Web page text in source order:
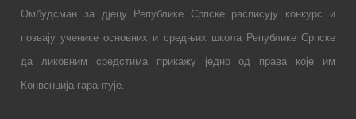
Омбудсман за дјецу Републике Српске расписују конкурс и
позвају ученике основних и средњих школа Републике Српске
да ликовним средстима прикажу једно од права које им
Конвенција гарантује.